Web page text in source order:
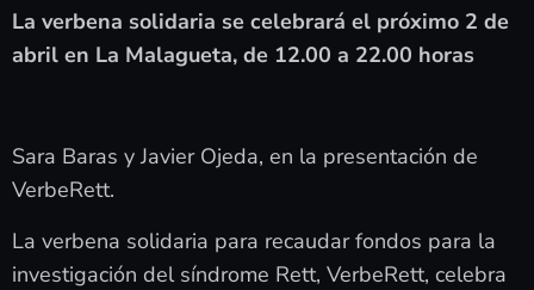
La verbena solidaria se celebrará el próximo 2 de
abril en La Malagueta, de 12.00 a 22.00 horas
Sara Baras y Javier Ojeda, en la presentación de
VerbeRett.
La verbena solidaria para recaudar fondos para la
investigación del síndrome Rett, VerbeRett, celebra